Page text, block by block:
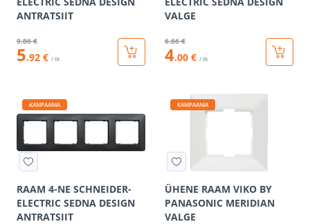
ANTRATSIIT
9.86 €
5.92 € / tk
VALGE
6.66 €
4.00 € / tk
KAMPAANIA
RAAM 4-NE SCHNEIDER-
ELECTRIC SEDNA DESIGN
ANTRATSIIT
KAMPAANIA
ÜHENE RAAM VIKO BY
PANASONIC MERIDIAN
VALGE